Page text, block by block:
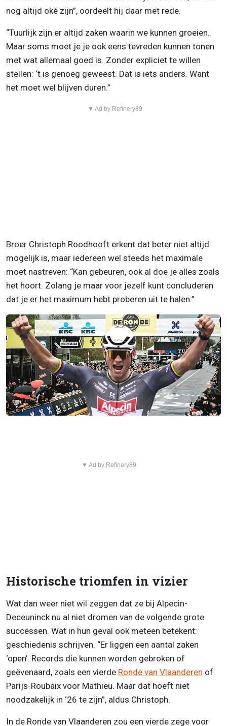
nog altijd oké zijn”, oordeelt hij daar met rede.
“Tuurlijk zijn er altijd zaken waarin we kunnen groeien.
Maar soms moet je je ook eens tevreden kunnen tonen
met wat allemaal goed is. Zonder expliciet te willen
stellen: ‘t is genoeg geweest. Dat is iets anders. Want
het moet wel blijven duren.”
▼ Ad by Refinery89
Broer Christoph Roodhooft erkent dat beter niet altijd
mogelijk is, maar iedereen wel steeds het maximale
moet nastreven: “Kan gebeuren, ook al doe je alles zoals
het hoort. Zolang je maar voor jezelf kunt concluderen
dat je er het maximum hebt proberen uit te halen.”
▼ Ad by Refinery89
Historische triomfen in vizier
Wat dan weer niet wil zeggen dat ze bij Alpecin-
Deceuninck nu al niet dromen van de volgende grote
successen. Wat in hun geval ook meteen betekent:
geschiedenis schrijven. “Er liggen een aantal zaken
‘open’. Records die kunnen worden gebroken of
geëvenaard, zoals een vierde Ronde van Vlaanderen of
Parijs-Roubaix voor Mathieu. Maar dat hoeft niet
noodzakelijk in ‘26 te zijn”, aldus Christoph.
In de Ronde van Vlaanderen zou een vierde zege voor